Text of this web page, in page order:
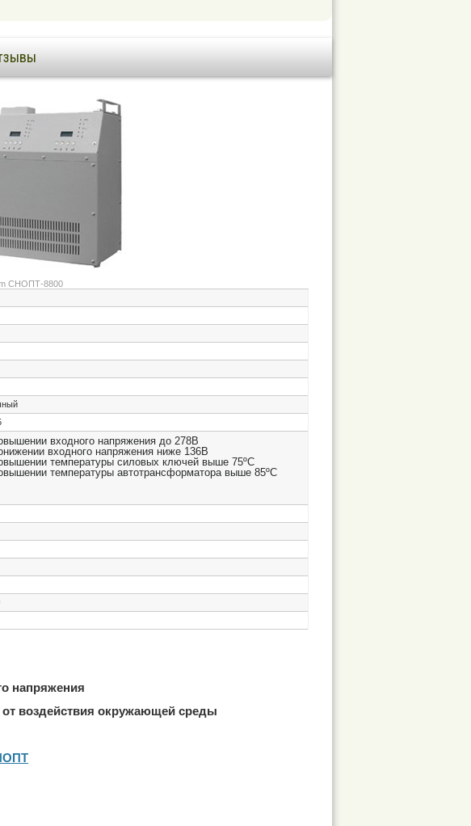
СНОПТ-8800
входного напряжения до 278В
входного напряжения ниже 136В
температуры силовых ключей выше 75ºС
температуры автотрансформатора выше 85ºС
напряжения
воздействия окружающей среды